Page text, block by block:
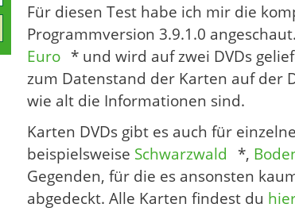
Für diesen Test habe ich mir die
Programmversion 3.9.1.0
Euro * und wird auf zwei DVDs
zum Datenstand der Karten auf der
wie alt die Informationen sind.
Karten DVDs gibt es auch für
beispielsweise Schwarzwald *,
Gegenden, für die es ansonsten
abgedeckt. Alle Karten findest du